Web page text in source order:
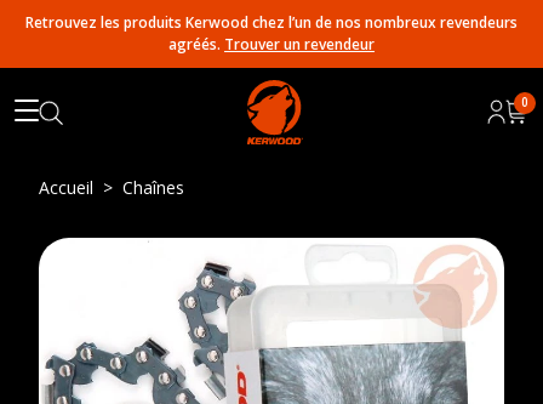
Retrouvez les produits Kerwood chez l’un de nos nombreux revendeurs
agréés. Trouver un revendeur
0
Accueil Chaînes